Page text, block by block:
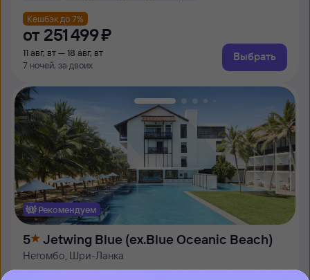
Кешбэк до 7%
от 251 ⁠499 ⁠₽
11 авг, вт — 18 авг, вт
7 ночей, за двоих
Выбрать
Рекомендуем
5 Jetwing Blue (ex.Blue Oceanic Beach)
Негомбо, Шри-Ланка